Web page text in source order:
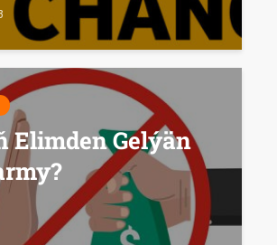
Elimden Gelýän